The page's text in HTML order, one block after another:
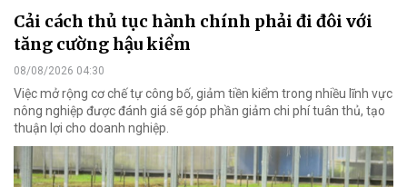
Cải cách thủ tục hành chính phải đi đôi với
tăng cường hậu kiểm
08/08/2026 04:30
Việc mở rộng cơ chế tự công bố, giảm tiền kiểm trong nhiều lĩnh vực
nông nghiệp được đánh giá sẽ góp phần giảm chi phí tuân thủ, tạo
thuận lợi cho doanh nghiệp.